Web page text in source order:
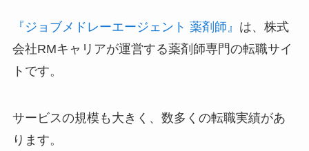
『ジョブメドレーエージェント 薬剤師』 は、株式
会社RMキャリアが運営する薬剤師専門の転職サイ
トです。
サービスの規模も大きく、数多くの転職実績があ
ります。